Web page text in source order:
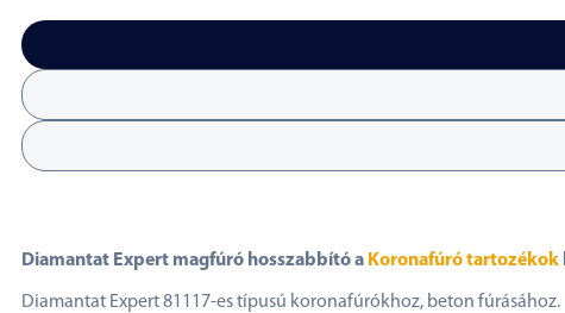
Diamantat Expert magfúró hosszabbító a Koronafúró tartozékok
Diamantat Expert 81117-es típusú koronafúrókhoz, beton fúrásához.